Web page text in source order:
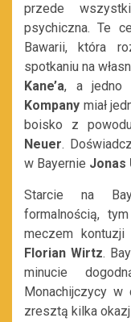
przede
psychiczna. Te
Bawarii, która
spotkaniu na
Kane’a, a jedno
Kompany miał
boisko z
Neuer.
w Bayernie Jonas
Starcie na
formalnością,
meczem kontuzji
Florian Wirtz.
minucie
Monachijczycy
zresztą kilka